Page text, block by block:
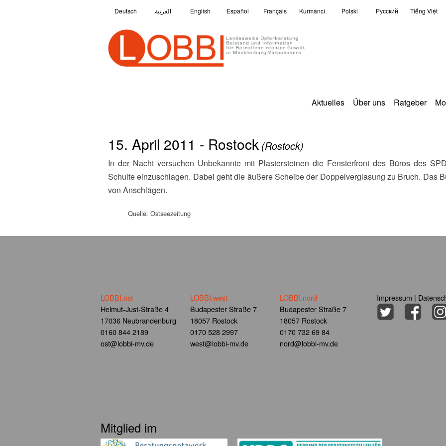
Deutsch العربية English Español Français Kurmancî Polski Pусский Tiếng Việt
Aktuelles Über uns Ratgeber
15. April 2011 - Rostock(Rostock)
In der Nacht versuchen Unbekannte mit Plastersteinen die Fensterfront des Büros des SPD-Landtagsabgeordneten Jochen
Schulte einzuschlagen. Dabei geht die äußere Scheibe der Doppelverglasung zu Bruch. Das
von Anschlägen.
Quelle: Ostseezeitung
LOBBI.ost
Helmut-Just-Straße 4
17036 Neubrandenburg
0160 844 2189
ost@lobbi-mv.de
LOBBI.west
Budapester Straße 7
18057 Rostock
0170 528 2997
west@lobbi-mv.de
LOBBI.nord
Budapester Straße 7
18057 Rostock
0170 732 69 84
nord@lobbi-mv.de
Impressum |
Mitglied im